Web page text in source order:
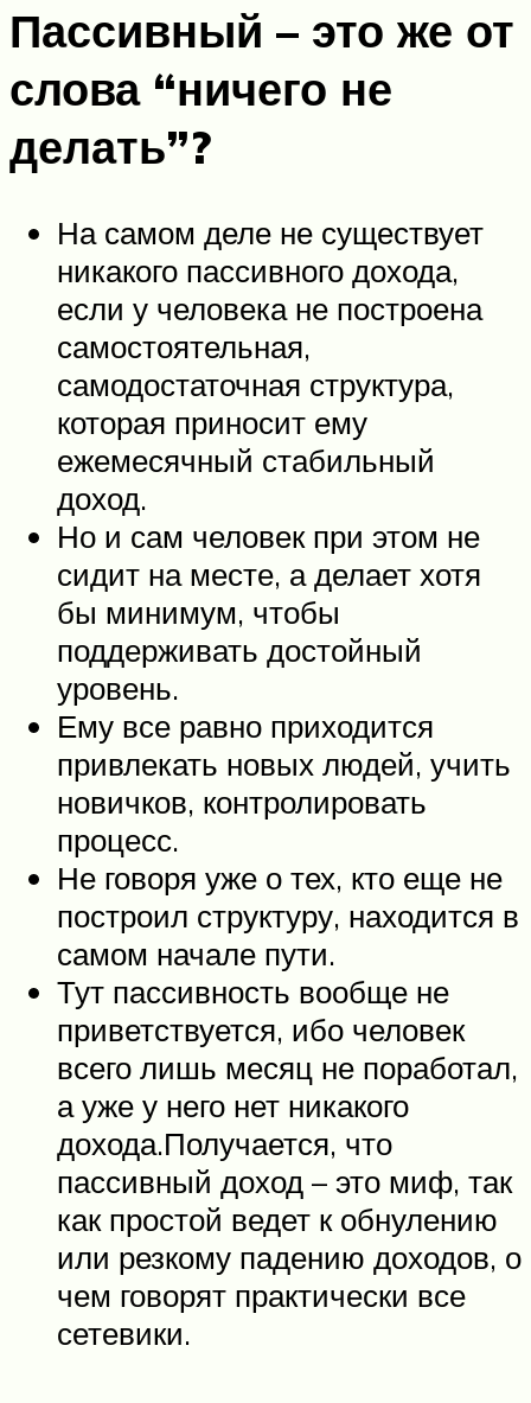
Пассивный – это же от
слова “ничего не
делать”?
На самом деле не существует
никакого пассивного дохода,
если у человека не построена
самостоятельная,
самодостаточная структура,
которая приносит ему
ежемесячный стабильный
доход.
Но и сам человек при этом не
сидит на месте, а делает хотя
бы минимум, чтобы
поддерживать достойный
уровень.
Ему все равно приходится
привлекать новых людей, учить
новичков, контролировать
процесс.
Не говоря уже о тех, кто еще не
построил структуру, находится в
самом начале пути.
Тут пассивность вообще не
приветствуется, ибо человек
всего лишь месяц не поработал,
а уже у него нет никакого
дохода.Получается, что
пассивный доход – это миф, так
как простой ведет к обнулению
или резкому падению доходов, о
чем говорят практически все
сетевики.